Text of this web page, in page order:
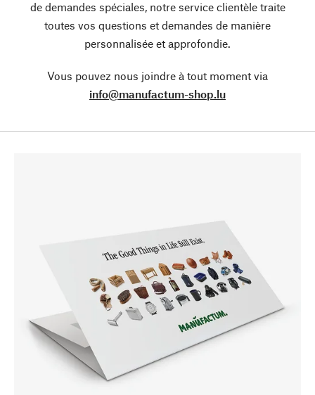
de demandes spéciales, notre service clientèle traite
toutes vos questions et demandes de manière
personnalisée et approfondie.
Vous pouvez nous joindre à tout moment via
info@manufactum-shop.lu